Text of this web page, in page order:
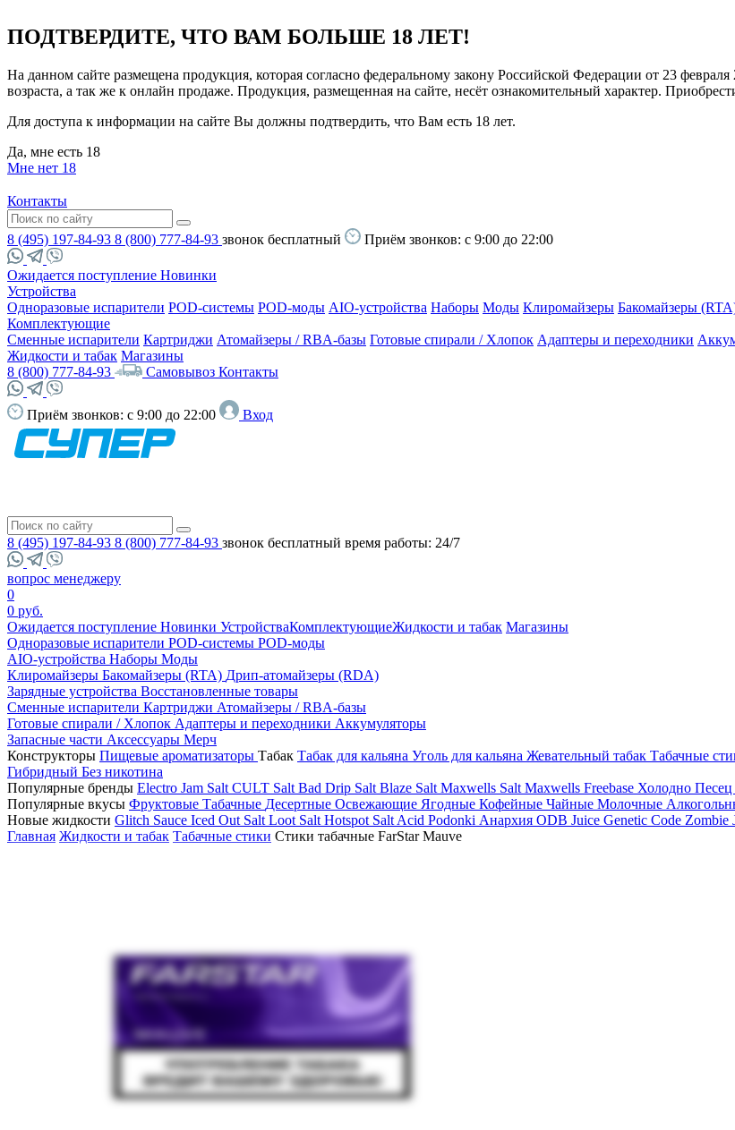
ПОДТВЕРДИТЕ, ЧТО ВАМ БОЛЬШЕ 18 ЛЕТ!
На данном сайте размещена продукция, которая согласно федеральному закону Российской Федерации от 23
возраста, а так же к онлайн продаже. Продукция, размещенная на сайте, несёт ознакомительный характер.
Для доступа к информации на сайте Вы должны подтвердить, что Вам есть 18 лет.
Да, мне есть 18
Мне нет 18
Контакты
8 (495) 197-84-93 8 (800) 777-84-93 звонок бесплатный Приём звонков: с 9:00 до 22:00
Ожидается поступление Новинки
Устройства
Одноразовые испарители POD-системы POD-моды AIO-устройства Наборы Моды Клиромайзеры Бакомайзеры
Комплектующие
Сменные испарители Картриджи Атомайзеры / RBA-базы Готовые спирали / Хлопок Адаптеры и переходники
Жидкости и табак Магазины
8 (800) 777-84-93
Самовывоз Контакты
Приём звонков: с 9:00 до 22:00 Вход
8 (495) 197-84-93 8 (800) 777-84-93 звонок бесплатный время работы: 24/7
вопрос менеджеру
0
0 руб.
Ожидается поступление Новинки УстройстваКомплектующиеЖидкости и табак Магазины
Одноразовые испарители POD-системы POD-моды
AIO-устройства Наборы Моды
Клиромайзеры Бакомайзеры (RTA) Дрип-атомайзеры (RDA)
Зарядные устройства Восстановленные товары
Сменные испарители Картриджи Атомайзеры / RBA-базы
Готовые спирали / Хлопок Адаптеры и переходники Аккумуляторы
Запасные части Аксессуары Мерч
Конструкторы Пищевые ароматизаторы Табак Табак для кальяна Уголь для кальяна Жевательный табак Табачные
Гибридный Без никотина
Популярные бренды Electro Jam Salt CULT Salt Bad Drip Salt Blaze Salt Maxwells Salt Maxwells Freebase Холодно Песец
Популярные вкусы Фруктовые Табачные Десертные Освежающие Ягодные Кофейные Чайные Молочные
Новые жидкости Glitch Sauce Iced Out Salt Loot Salt Hotspot Salt Acid Podonki Анархия ODB Juice Genetic Code Zombie
Главная Жидкости и табак Табачные стики Стики табачные FarStar Mauve